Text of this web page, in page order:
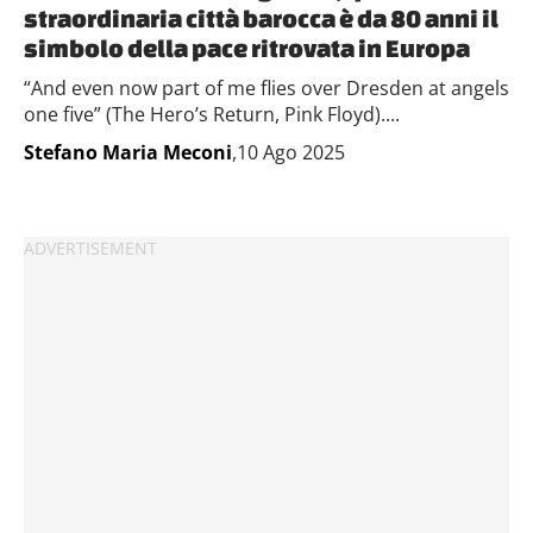
straordinaria città barocca è da 80 anni il
simbolo della pace ritrovata in Europa
“And even now part of me flies over Dresden at angels
one five” (The Hero’s Return, Pink Floyd)....
Stefano Maria Meconi,10 Ago 2025